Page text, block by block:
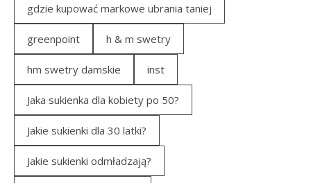
gdzie kupować markowe ubrania taniej
greenpoint h & m swetry
hm swetry damskie inst
Jaka sukienka dla kobiety po 50?
Jakie sukienki dla 30 latki?
Jakie sukienki odmładzają?